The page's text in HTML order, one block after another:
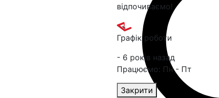
відпочиваємо!
Графік роботи
- 6 років назад
Працюємо: Пн - Пт
Закрити